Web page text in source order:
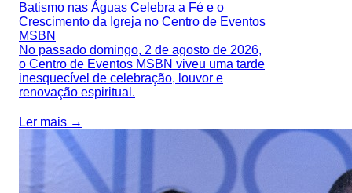
Batismo nas Águas Celebra a Fé e o
Crescimento da Igreja no Centro de Eventos
MSBN
No passado domingo, 2 de agosto de 2026,
o Centro de Eventos MSBN viveu uma tarde
inesquecível de celebração, louvor e
renovação espiritual.
Ler mais →